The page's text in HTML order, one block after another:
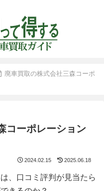
廃車買取の株式会社三森コーポ
コーポレーション
2024.02.15 2025.06.18
、口コミ評判が見当たら